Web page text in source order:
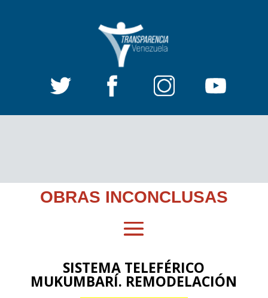
OBRAS INCONCLUSAS
SISTEMA TELEFÉRICO
MUKUMBARÍ. REMODELACIÓN